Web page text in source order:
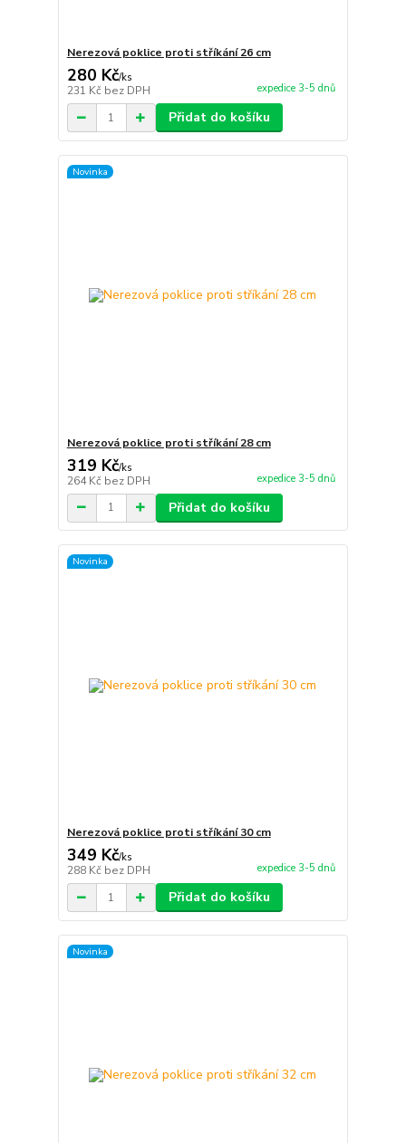
Nerezová poklice proti stříkání 26 cm
280 Kč/ks
231 Kč bez DPH expedice 3-5 dnů
Přidat do košíku
Novinka
Nerezová poklice proti stříkání 28 cm
319 Kč/ks
264 Kč bez DPH expedice 3-5 dnů
Přidat do košíku
Novinka
Nerezová poklice proti stříkání 30 cm
349 Kč/ks
288 Kč bez DPH expedice 3-5 dnů
Přidat do košíku
Novinka